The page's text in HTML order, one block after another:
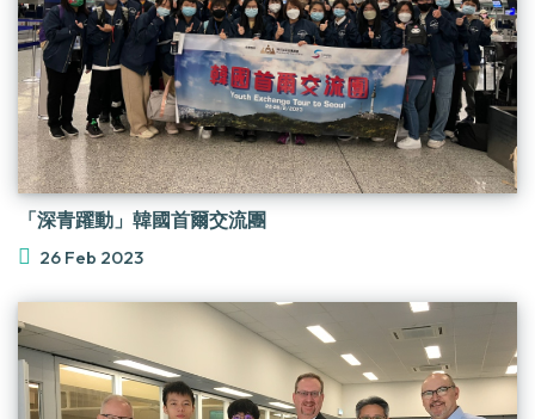
「深青躍動」韓國首爾交流團
26 Feb 2023